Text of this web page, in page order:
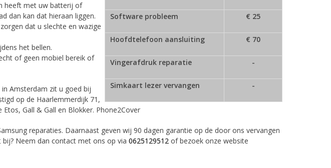
Software probleem € 25
Hoofdtelefoon aansluiting € 70
Vingerafdruk reparatie -
Simkaart lezer vervangen -
heeft met uw batterij of
dan kan dat hieraan liggen.
dat u slechte en wazige
het bellen.
of geen mobiel bereik of
in Amsterdam zit u goed bij
op de Haarlemmerdijk 71,
Gall & Gall en Blokker. Phone2Cover
reparaties. Daarnaast geven wij 90 dagen garantie op de door ons vervangen
Neem dan contact met ons op via 0625129512of bezoek onze website